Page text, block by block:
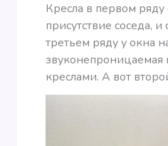
Кресла в первом
присутствие соседа,
третьем ряду у окна
звуконепроницаемая
креслами. А вот